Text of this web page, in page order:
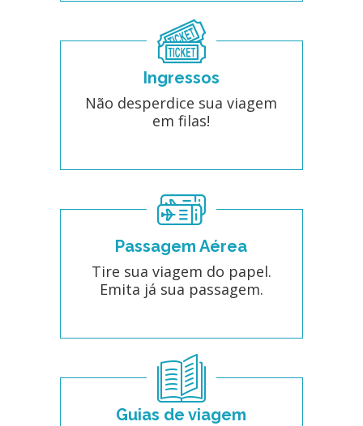
Ingressos
Não desperdice sua viagem
em filas!
Passagem Aérea
Tire sua viagem do papel.
Emita já sua passagem.
Guias de viagem